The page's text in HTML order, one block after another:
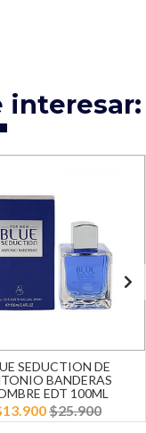
interesar:
SEDUCTION DE
BANDERAS
EDT 100ML
$25.900